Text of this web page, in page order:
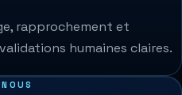
rapprochement et
humaines claires.